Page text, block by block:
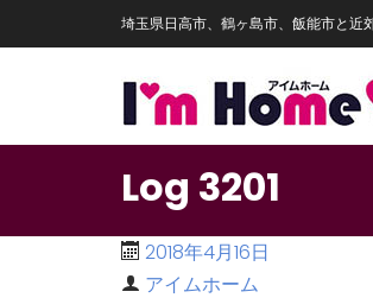
埼玉県日高市、鶴ヶ島市、飯能市と近
Log 3201
2018年4月16日
アイムホーム